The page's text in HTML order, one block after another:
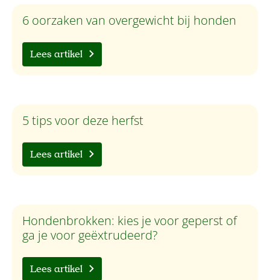
6 oorzaken van overgewicht bij honden
Lees artikel
5 tips voor deze herfst
Lees artikel
Hondenbrokken: kies je voor geperst of
ga je voor geëxtrudeerd?
Lees artikel